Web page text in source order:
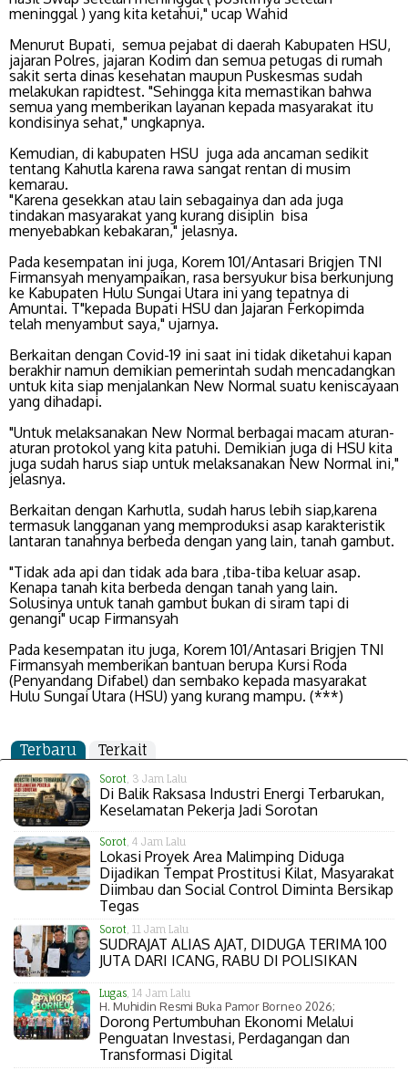
meninggal ) yang kita ketahui," ucap Wahid
Menurut Bupati, semua pejabat di daerah Kabupaten HSU,
jajaran Polres, jajaran Kodim dan semua petugas di rumah
sakit serta dinas kesehatan maupun Puskesmas sudah
melakukan rapidtest. "Sehingga kita memastikan bahwa
semua yang memberikan layanan kepada masyarakat itu
kondisinya sehat," ungkapnya.
Kemudian, di kabupaten HSU juga ada ancaman sedikit
tentang Kahutla karena rawa sangat rentan di musim
kemarau.
​"Karena gesekkan atau lain sebagainya dan ada juga
tindakan masyarakat yang kurang disiplin bisa
menyebabkan kebakaran," jelasnya.
Pada kesempatan ini juga, Korem 101/Antasari Brigjen TNI
Firmansyah menyampaikan, rasa bersyukur bisa berkunjung
ke Kabupaten Hulu Sungai Utara ini yang tepatnya di
Amuntai. T"kepada Bupati HSU dan Jajaran Ferkopimda
telah menyambut saya," ujarnya.
Berkaitan dengan Covid-19 ini saat ini tidak diketahui kapan
berakhir namun demikian pemerintah sudah mencadangkan
untuk kita siap menjalankan New Normal suatu keniscayaan
yang dihadapi.
"Untuk melaksanakan New Normal berbagai macam aturan-
aturan protokol yang kita patuhi. Demikian juga di HSU kita
juga sudah harus siap untuk melaksanakan New Normal ini,"
jelasnya.
Berkaitan dengan Karhutla, sudah harus lebih siap,karena
termasuk langganan yang memproduksi asap karakteristik
lantaran tanahnya berbeda dengan yang lain, tanah gambut.
"Tidak ada api dan tidak ada bara ,tiba-tiba keluar asap.
Kenapa tanah kita berbeda dengan tanah yang lain.
Solusinya untuk tanah gambut bukan di siram tapi di
genangi" ucap Firmansyah
Pada kesempatan itu juga, Korem 101/Antasari Brigjen TNI
Firmansyah memberikan bantuan berupa Kursi Roda
(Penyandang Difabel) dan sembako kepada masyarakat
Hulu Sungai Utara (HSU) yang kurang mampu. (***)
Terbaru Terkait
Sorot, 3 Jam Lalu
Di Balik Raksasa Industri Energi Terbarukan,
Keselamatan Pekerja Jadi Sorotan
Sorot, 4 Jam Lalu
Lokasi Proyek Area Malimping Diduga
Dijadikan Tempat Prostitusi Kilat, Masyarakat
Diimbau dan Social Control Diminta Bersikap
Tegas
Sorot, 11 Jam Lalu
SUDRAJAT ALIAS AJAT, DIDUGA TERIMA 100
JUTA DARI ICANG, RABU DI POLISIKAN
Lugas, 14 Jam Lalu
H. Muhidin Resmi Buka Pamor Borneo 2026;
Dorong Pertumbuhan Ekonomi Melalui
Penguatan Investasi, Perdagangan dan
Transformasi Digital